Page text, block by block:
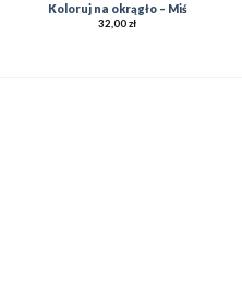
Koloruj na okrągło – Miś
32,00zł